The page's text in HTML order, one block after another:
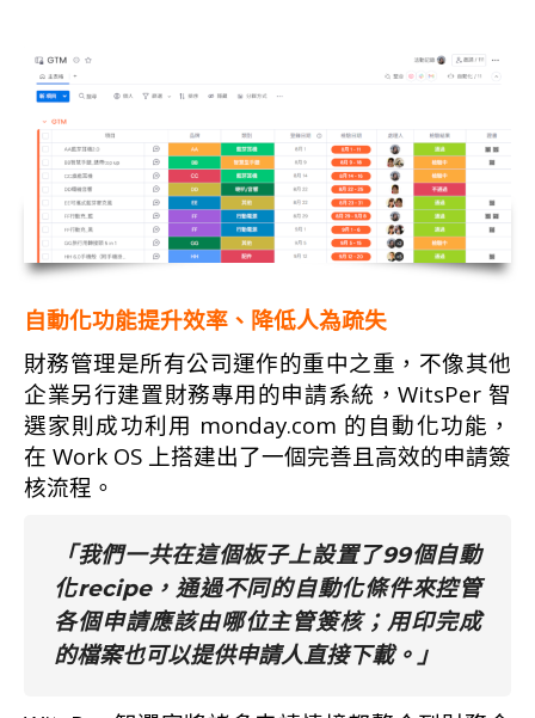
自動化功能提升效率、降低人為疏失
財務管理是所有公司運作的重中之重，不像其他
企業另行建置財務專用的申請系統，WitsPer 智
選家則成功利用 monday.com 的自動化功能，
在 Work OS 上搭建出了一個完善且高效的申請簽
核流程。
「我們一共在這個板子上設置了99個自動
化recipe，通過不同的自動化條件來控管
各個申請應該由哪位主管簽核；用印完成
的檔案也可以提供申請人直接下載。」